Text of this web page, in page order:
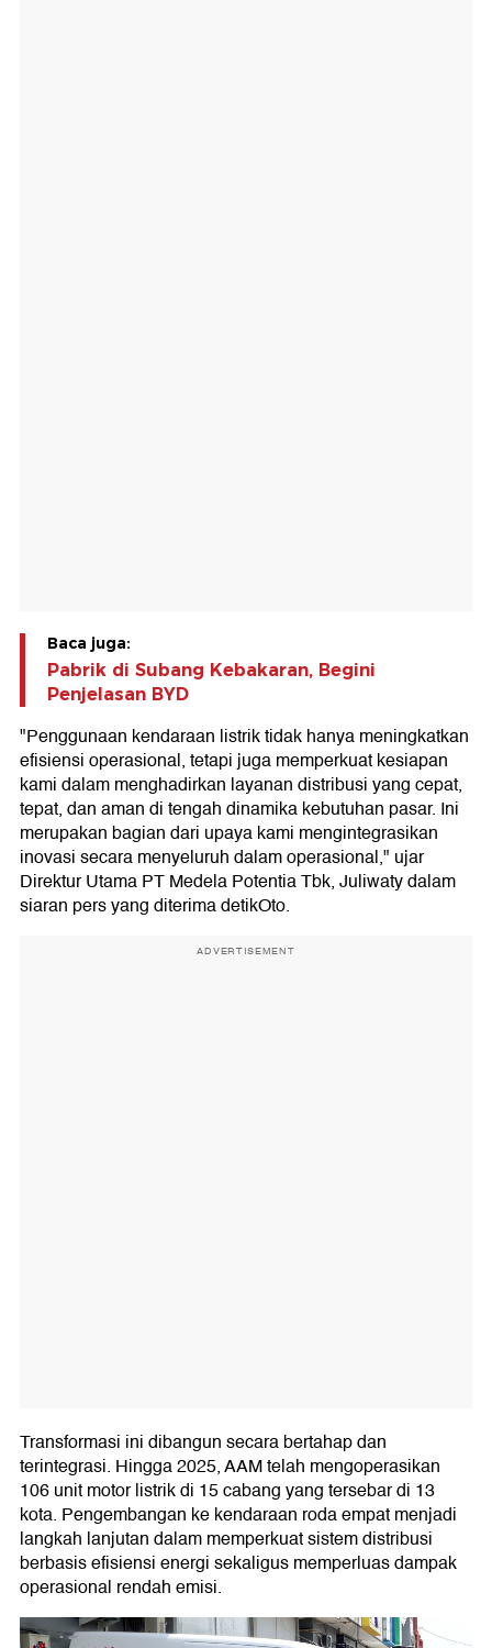
Baca juga:
Pabrik di Subang Kebakaran, Begini
Penjelasan BYD
"Penggunaan kendaraan listrik tidak hanya meningkatkan
efisiensi operasional, tetapi juga memperkuat kesiapan
kami dalam menghadirkan layanan distribusi yang cepat,
tepat, dan aman di tengah dinamika kebutuhan pasar. Ini
merupakan bagian dari upaya kami mengintegrasikan
inovasi secara menyeluruh dalam operasional," ujar
Direktur Utama PT Medela Potentia Tbk, Juliwaty dalam
siaran pers yang diterima detikOto.
ADVERTISEMENT
Transformasi ini dibangun secara bertahap dan
terintegrasi. Hingga 2025, AAM telah mengoperasikan
106 unit motor listrik di 15 cabang yang tersebar di 13
kota. Pengembangan ke kendaraan roda empat menjadi
langkah lanjutan dalam memperkuat sistem distribusi
berbasis efisiensi energi sekaligus memperluas dampak
operasional rendah emisi.